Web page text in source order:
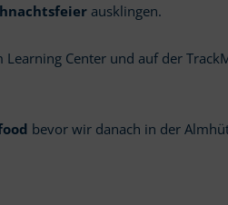
ausklingen.
Learning Center und auf der
bevor wir danach in der